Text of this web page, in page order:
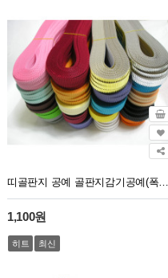
1,100원
히트 최신